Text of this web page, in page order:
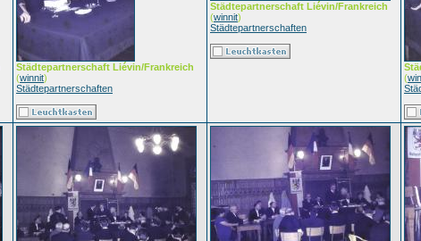
Städtepartnerschaft Liévin/Frankreich
(winnit)
Städtepartnerschaften
Städtepartnerschaft Liévin/Frankreich
(winnit)
Städtepartnerschaften
(